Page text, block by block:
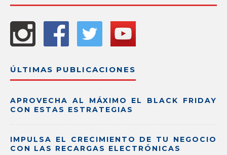
ÚLTIMAS PUBLICACIONES
APROVECHA AL MÁXIMO EL BLACK FRIDAY
CON ESTAS ESTRATEGIAS
IMPULSA EL CRECIMIENTO DE TU NEGOCIO
CON LAS RECARGAS ELECTRÓNICAS